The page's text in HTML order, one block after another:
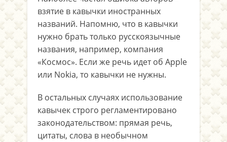
взятие в кавычки иностранных
названий. Напомню, что в кавычки
нужно брать только русскоязычные
названия, например, компания
«Космос». Если же речь идет об Apple
или Nokia, то кавычки не нужны.
В остальных случаях использование
кавычек строго регламентировано
законодательством: прямая речь,
цитаты, слова в необычном